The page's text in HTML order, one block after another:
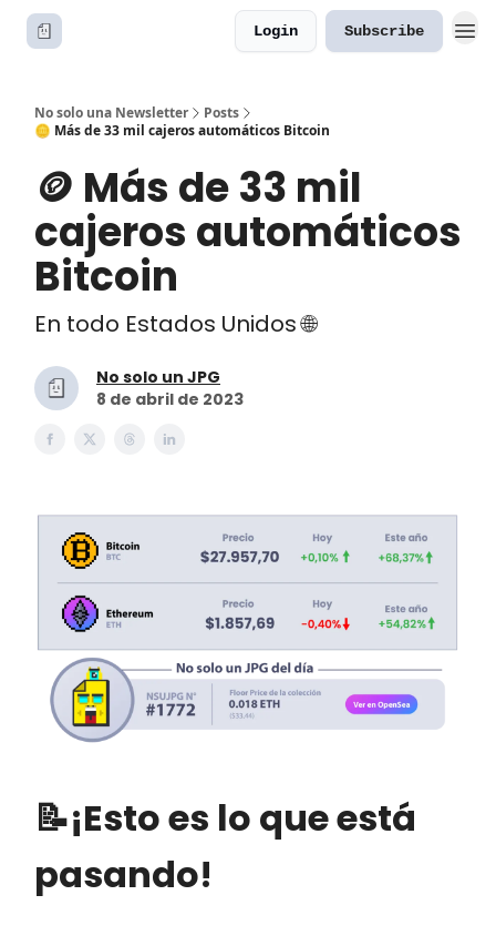
Login Subscribe
No solo una Newsletter
Posts
🪙 Más de 33 mil cajeros automáticos Bitcoin
🪙 Más de 33 mil
cajeros automáticos
Bitcoin
En todo Estados Unidos 🌐
No solo un JPG
8 de abril de 2023
📝¡Esto es lo que está
pasando!